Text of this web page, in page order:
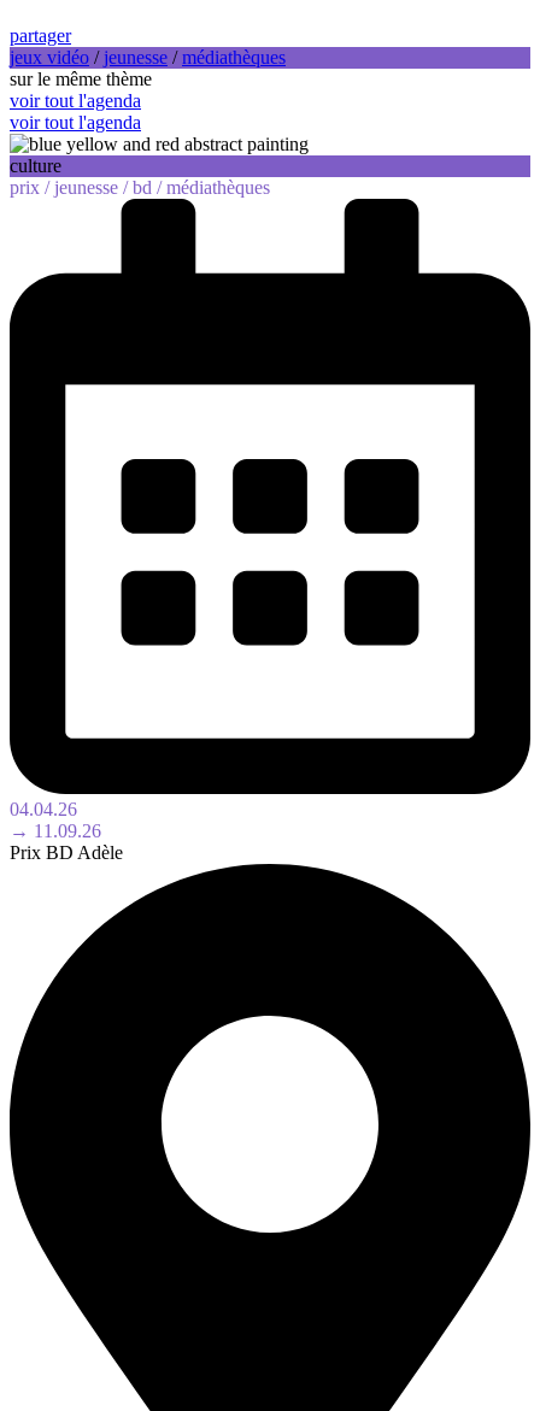
partager
jeux vidéo / jeunesse /médiathèques
sur le même thème
voir tout l'agenda
voir tout l'agenda
culture
prix /jeunesse /bd /médiathèques
04.04.26
→ 11.09.26
Prix BD Adèle